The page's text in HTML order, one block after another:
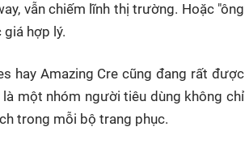
vẫn chiếm lĩnh thị trường. Hoặc "ông
hợp lý.
hay Amazing Cre cũng đang rất được
một nhóm người tiêu dùng không chỉ
trong mỗi bộ trang phục.